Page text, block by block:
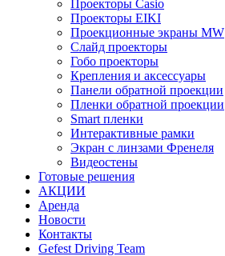
Проекторы Casio
Проекторы EIKI
Проекционные экраны MW
Слайд проекторы
Гобо проекторы
Крепления и аксессуары
Панели обратной проекции
Пленки обратной проекции
Smart пленки
Интерактивные рамки
Экран с линзами Френеля
Видеостены
Готовые решения
АКЦИИ
Аренда
Новости
Контакты
Gefest Driving Team